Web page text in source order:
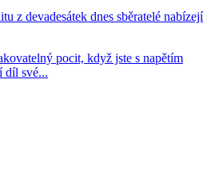
z devadesátek dnes sběratelé nabízejí
pocit, když jste s napětím
díl své...